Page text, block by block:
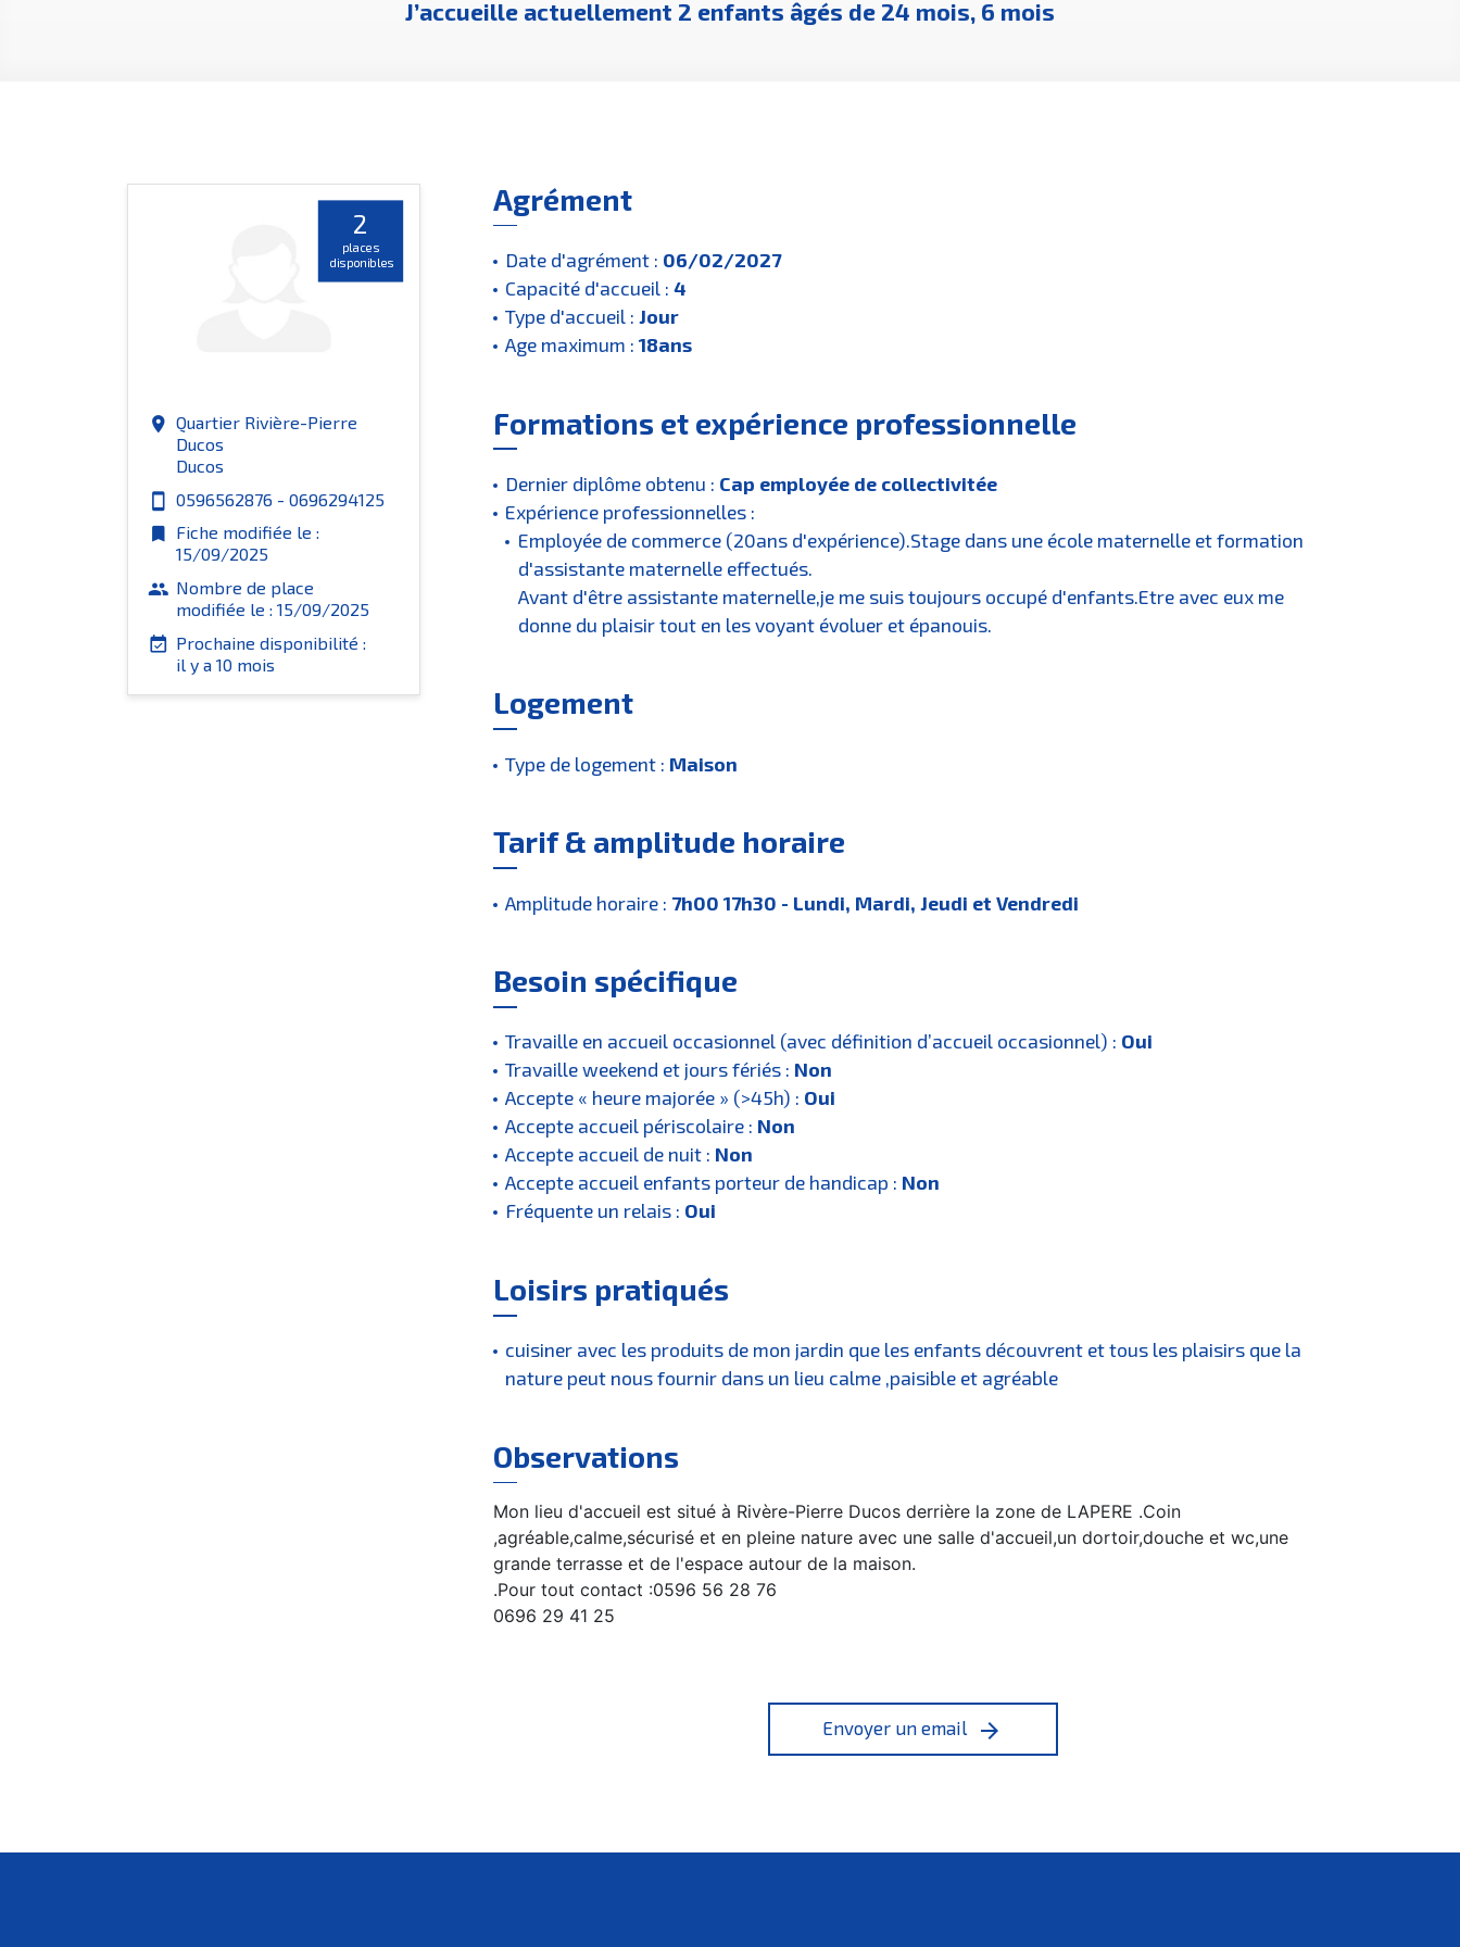
J’accueille actuellement 2 enfants âgés de 24 mois, 6 mois
2
places
disponibles
place Quartier Rivière-Pierre
Ducos
Ducos
smartphone 0596562876 - 0696294125
bookmark Fiche modifiée le :
15/09/2025
group Nombre de place
modifiée le : 15/09/2025
event_available Prochaine disponibilité :
il y a 10 mois
Agrément
Date d'agrément : 06/02/2027
Capacité d'accueil :4
Type d'accueil :Jour
Age maximum :18ans
Formations et expérience professionnelle
Dernier diplôme obtenu : Cap employée de collectivitée
Expérience professionnelles :
Employée de commerce (20ans d'expérience).Stage dans une école maternelle et formation
d'assistante maternelle effectués.
Avant d'être assistante maternelle,je me suis toujours occupé d'enfants.Etre avec eux me
donne du plaisir tout en les voyant évoluer et épanouis.
Logement
Type de logement : Maison
Tarif & amplitude horaire
Amplitude horaire : 7h00 17h30 - Lundi, Mardi, Jeudi et Vendredi
Besoin spécifique
Travaille en accueil occasionnel (avec définition d’accueil occasionnel) : Oui
Travaille weekend et jours fériés : Non
Accepte « heure majorée » (>45h) : Oui
Accepte accueil périscolaire : Non
Accepte accueil de nuit : Non
Accepte accueil enfants porteur de handicap : Non
Fréquente un relais : Oui
Loisirs pratiqués
cuisiner avec les produits de mon jardin que les enfants découvrent et tous les plaisirs que la
nature peut nous fournir dans un lieu calme ,paisible et agréable
Observations
Mon lieu d'accueil est situé à Rivère-Pierre Ducos derrière la zone de LAPERE .Coin
,agréable,calme,sécurisé et en pleine nature avec une salle d'accueil,un dortoir,douche et wc,une
grande terrasse et de l'espace autour de la maison.
.Pour tout contact :0596 56 28 76
0696 29 41 25
Envoyer un email arrow_forward